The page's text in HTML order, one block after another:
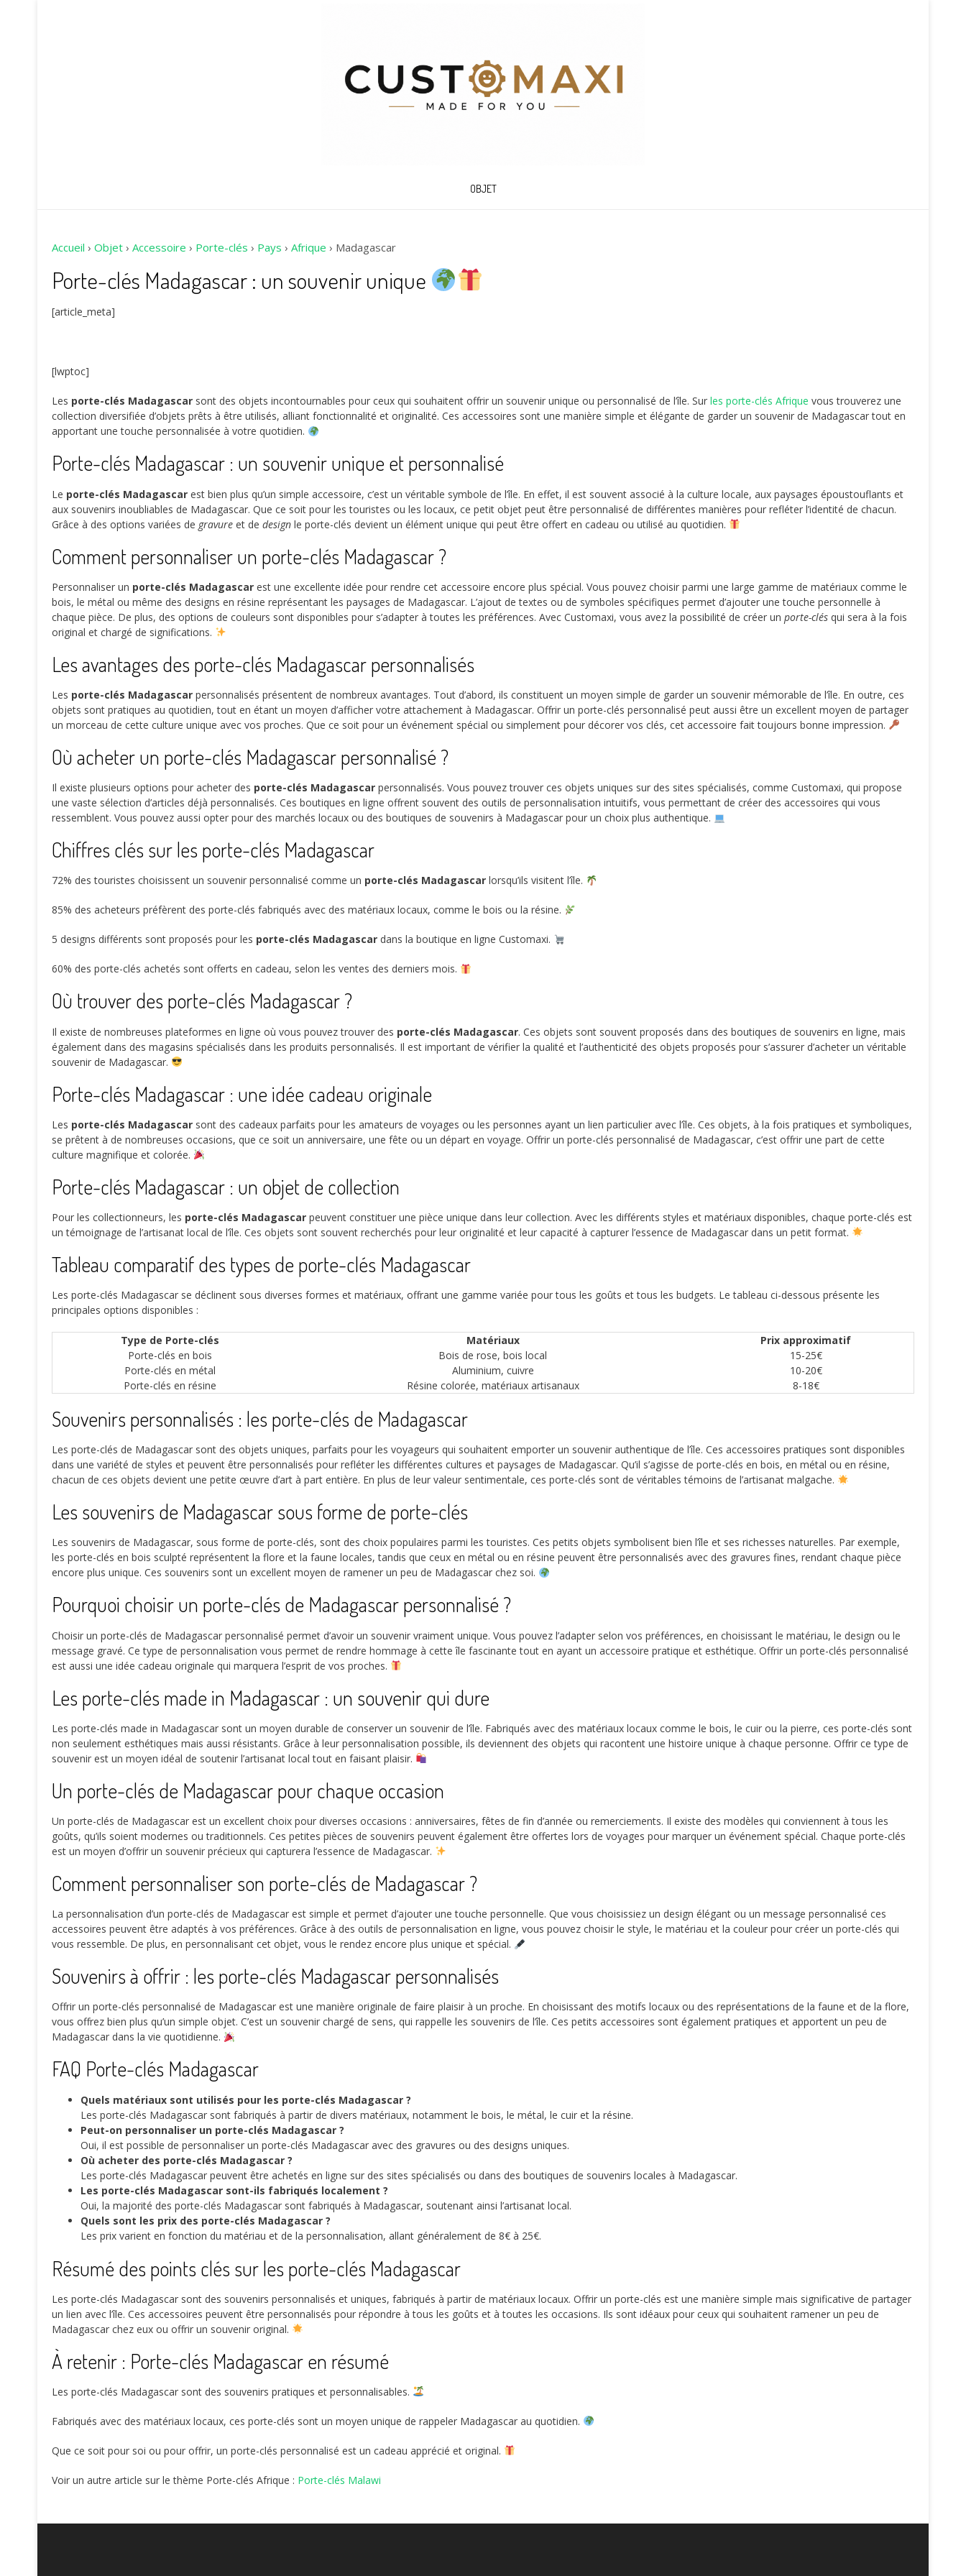
OBJET
Accueil › Objet › Accessoire › Porte-clés › Pays › Afrique › Madagascar
Porte-clés Madagascar : un souvenir unique
[article_meta]
[lwptoc]
Les porte-clés Madagascar sont des objets incontournables pour ceux qui souhaitent offrir un souvenir unique ou personnalisé de l’île. Sur les porte-clés Afrique vous trouverez une
collection diversifiée d’objets prêts à être utilisés, alliant fonctionnalité et originalité. Ces accessoires sont une manière simple et élégante de garder un souvenir de Madagascar tout en
apportant une touche personnalisée à votre quotidien.
Porte-clés Madagascar : un souvenir unique et personnalisé
Le porte-clés Madagascar est bien plus qu’un simple accessoire, c’est un véritable symbole de l’île. En effet, il est souvent associé à la culture locale, aux paysages époustouflants et
aux souvenirs inoubliables de Madagascar. Que ce soit pour les touristes ou les locaux, ce petit objet peut être personnalisé de différentes manières pour refléter l’identité de chacun.
Grâce à des options variées de gravure et de design le porte-clés devient un élément unique qui peut être offert en cadeau ou utilisé au quotidien.
Comment personnaliser un porte-clés Madagascar ?
Personnaliser un porte-clés Madagascar est une excellente idée pour rendre cet accessoire encore plus spécial. Vous pouvez choisir parmi une large gamme de matériaux comme le
bois, le métal ou même des designs en résine représentant les paysages de Madagascar. L’ajout de textes ou de symboles spécifiques permet d’ajouter une touche personnelle à
chaque pièce. De plus, des options de couleurs sont disponibles pour s’adapter à toutes les préférences. Avec Customaxi, vous avez la possibilité de créer un porte-clés qui sera à la fois
original et chargé de significations.
Les avantages des porte-clés Madagascar personnalisés
Les porte-clés Madagascar personnalisés présentent de nombreux avantages. Tout d’abord, ils constituent un moyen simple de garder un souvenir mémorable de l’île. En outre, ces
objets sont pratiques au quotidien, tout en étant un moyen d’afficher votre attachement à Madagascar. Offrir un porte-clés personnalisé peut aussi être un excellent moyen de partager
un morceau de cette culture unique avec vos proches. Que ce soit pour un événement spécial ou simplement pour décorer vos clés, cet accessoire fait toujours bonne impression.
Où acheter un porte-clés Madagascar personnalisé ?
Il existe plusieurs options pour acheter des porte-clés Madagascar personnalisés. Vous pouvez trouver ces objets uniques sur des sites spécialisés, comme Customaxi, qui propose
une vaste sélection d’articles déjà personnalisés. Ces boutiques en ligne offrent souvent des outils de personnalisation intuitifs, vous permettant de créer des accessoires qui vous
ressemblent. Vous pouvez aussi opter pour des marchés locaux ou des boutiques de souvenirs à Madagascar pour un choix plus authentique.
Chiffres clés sur les porte-clés Madagascar
72% des touristes choisissent un souvenir personnalisé comme un porte-clés Madagascar lorsqu’ils visitent l’île.
85% des acheteurs préfèrent des porte-clés fabriqués avec des matériaux locaux, comme le bois ou la résine.
5 designs différents sont proposés pour les porte-clés Madagascar dans la boutique en ligne Customaxi.
60% des porte-clés achetés sont offerts en cadeau, selon les ventes des derniers mois.
Où trouver des porte-clés Madagascar ?
Il existe de nombreuses plateformes en ligne où vous pouvez trouver des porte-clés Madagascar. Ces objets sont souvent proposés dans des boutiques de souvenirs en ligne, mais
également dans des magasins spécialisés dans les produits personnalisés. Il est important de vérifier la qualité et l’authenticité des objets proposés pour s’assurer d’acheter un véritable
souvenir de Madagascar.
Porte-clés Madagascar : une idée cadeau originale
Les porte-clés Madagascar sont des cadeaux parfaits pour les amateurs de voyages ou les personnes ayant un lien particulier avec l’île. Ces objets, à la fois pratiques et symboliques,
se prêtent à de nombreuses occasions, que ce soit un anniversaire, une fête ou un départ en voyage. Offrir un porte-clés personnalisé de Madagascar, c’est offrir une part de cette
culture magnifique et colorée.
Porte-clés Madagascar : un objet de collection
Pour les collectionneurs, les porte-clés Madagascar peuvent constituer une pièce unique dans leur collection. Avec les différents styles et matériaux disponibles, chaque porte-clés est
un témoignage de l’artisanat local de l’île. Ces objets sont souvent recherchés pour leur originalité et leur capacité à capturer l’essence de Madagascar dans un petit format.
Tableau comparatif des types de porte-clés Madagascar
Les porte-clés Madagascar se déclinent sous diverses formes et matériaux, offrant une gamme variée pour tous les goûts et tous les budgets. Le tableau ci-dessous présente les
principales options disponibles :
Type de Porte-clés Matériaux
Prix approximatif
Porte-clés en bois
Bois de rose, bois local
15-25€
Porte-clés en métal
Aluminium, cuivre
10-20€
Porte-clés en résine
Résine colorée, matériaux artisanaux 8-18€
Souvenirs personnalisés : les porte-clés de Madagascar
Les porte-clés de Madagascar sont des objets uniques, parfaits pour les voyageurs qui souhaitent emporter un souvenir authentique de l’île. Ces accessoires pratiques sont disponibles
dans une variété de styles et peuvent être personnalisés pour refléter les différentes cultures et paysages de Madagascar. Qu’il s’agisse de porte-clés en bois, en métal ou en résine,
chacun de ces objets devient une petite œuvre d’art à part entière. En plus de leur valeur sentimentale, ces porte-clés sont de véritables témoins de l’artisanat malgache.
Les souvenirs de Madagascar sous forme de porte-clés
Les souvenirs de Madagascar, sous forme de porte-clés, sont des choix populaires parmi les touristes. Ces petits objets symbolisent bien l’île et ses richesses naturelles. Par exemple,
les porte-clés en bois sculpté représentent la flore et la faune locales, tandis que ceux en métal ou en résine peuvent être personnalisés avec des gravures fines, rendant chaque pièce
encore plus unique. Ces souvenirs sont un excellent moyen de ramener un peu de Madagascar chez soi.
Pourquoi choisir un porte-clés de Madagascar personnalisé ?
Choisir un porte-clés de Madagascar personnalisé permet d’avoir un souvenir vraiment unique. Vous pouvez l’adapter selon vos préférences, en choisissant le matériau, le design ou le
message gravé. Ce type de personnalisation vous permet de rendre hommage à cette île fascinante tout en ayant un accessoire pratique et esthétique. Offrir un porte-clés personnalisé
est aussi une idée cadeau originale qui marquera l’esprit de vos proches.
Les porte-clés made in Madagascar : un souvenir qui dure
Les porte-clés made in Madagascar sont un moyen durable de conserver un souvenir de l’île. Fabriqués avec des matériaux locaux comme le bois, le cuir ou la pierre, ces porte-clés sont
non seulement esthétiques mais aussi résistants. Grâce à leur personnalisation possible, ils deviennent des objets qui racontent une histoire unique à chaque personne. Offrir ce type de
souvenir est un moyen idéal de soutenir l’artisanat local tout en faisant plaisir.
Un porte-clés de Madagascar pour chaque occasion
Un porte-clés de Madagascar est un excellent choix pour diverses occasions : anniversaires, fêtes de fin d’année ou remerciements. Il existe des modèles qui conviennent à tous les
goûts, qu’ils soient modernes ou traditionnels. Ces petites pièces de souvenirs peuvent également être offertes lors de voyages pour marquer un événement spécial. Chaque porte-clés
est un moyen d’offrir un souvenir précieux qui capturera l’essence de Madagascar.
Comment personnaliser son porte-clés de Madagascar ?
La personnalisation d’un porte-clés de Madagascar est simple et permet d’ajouter une touche personnelle. Que vous choisissiez un design élégant ou un message personnalisé ces
accessoires peuvent être adaptés à vos préférences. Grâce à des outils de personnalisation en ligne, vous pouvez choisir le style, le matériau et la couleur pour créer un porte-clés qui
vous ressemble. De plus, en personnalisant cet objet, vous le rendez encore plus unique et spécial.
Souvenirs à offrir : les porte-clés Madagascar personnalisés
Offrir un porte-clés personnalisé de Madagascar est une manière originale de faire plaisir à un proche. En choisissant des motifs locaux ou des représentations de la faune et de la flore,
vous offrez bien plus qu’un simple objet. C’est un souvenir chargé de sens, qui rappelle les souvenirs de l’île. Ces petits accessoires sont également pratiques et apportent un peu de
Madagascar dans la vie quotidienne.
FAQ Porte-clés Madagascar
Quels matériaux sont utilisés pour les porte-clés Madagascar ?
Les porte-clés Madagascar sont fabriqués à partir de divers matériaux, notamment le bois, le métal, le cuir et la résine.
Peut-on personnaliser un porte-clés Madagascar ?
Oui, il est possible de personnaliser un porte-clés Madagascar avec des gravures ou des designs uniques.
Où acheter des porte-clés Madagascar ?
Les porte-clés Madagascar peuvent être achetés en ligne sur des sites spécialisés ou dans des boutiques de souvenirs locales à Madagascar.
Les porte-clés Madagascar sont-ils fabriqués localement ?
Oui, la majorité des porte-clés Madagascar sont fabriqués à Madagascar, soutenant ainsi l’artisanat local.
Quels sont les prix des porte-clés Madagascar ?
Les prix varient en fonction du matériau et de la personnalisation, allant généralement de 8€ à 25€.
Résumé des points clés sur les porte-clés Madagascar
Les porte-clés Madagascar sont des souvenirs personnalisés et uniques, fabriqués à partir de matériaux locaux. Offrir un porte-clés est une manière simple mais significative de partager
un lien avec l’île. Ces accessoires peuvent être personnalisés pour répondre à tous les goûts et à toutes les occasions. Ils sont idéaux pour ceux qui souhaitent ramener un peu de
Madagascar chez eux ou offrir un souvenir original.
À retenir : Porte-clés Madagascar en résumé
Les porte-clés Madagascar sont des souvenirs pratiques et personnalisables.
Fabriqués avec des matériaux locaux, ces porte-clés sont un moyen unique de rappeler Madagascar au quotidien.
Que ce soit pour soi ou pour offrir, un porte-clés personnalisé est un cadeau apprécié et original.
Voir un autre article sur le thème Porte-clés Afrique : Porte-clés Malawi